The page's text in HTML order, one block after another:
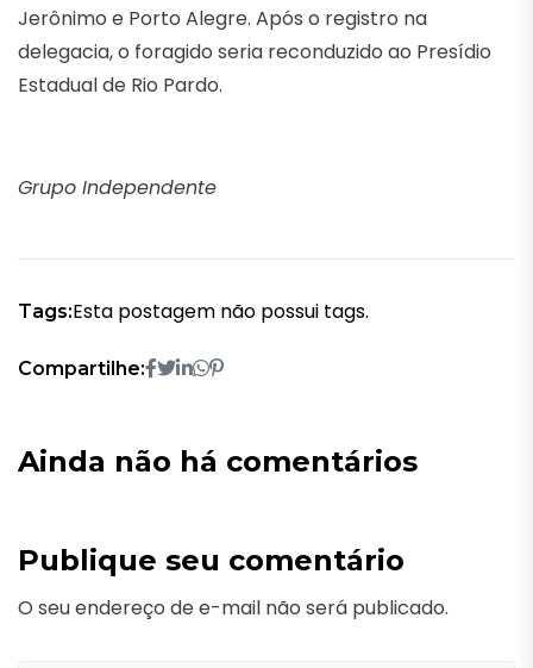
Jerônimo e Porto Alegre. Após o registro na
delegacia, o foragido seria reconduzido ao Presídio
Estadual de Rio Pardo.
Grupo Independente
Tags:Esta postagem não possui tags.
Compartilhe:
Ainda não há comentários
Publique seu comentário
O seu endereço de e-mail não será publicado.